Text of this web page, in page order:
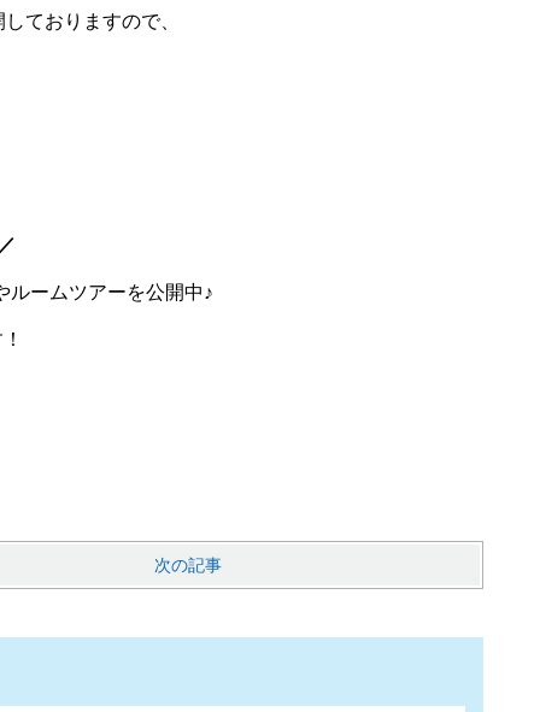
ておりますので、
ルームツアーを公開中♪
次の記事